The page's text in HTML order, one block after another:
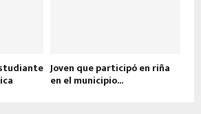
Joven que participó en riña
en el municipio...